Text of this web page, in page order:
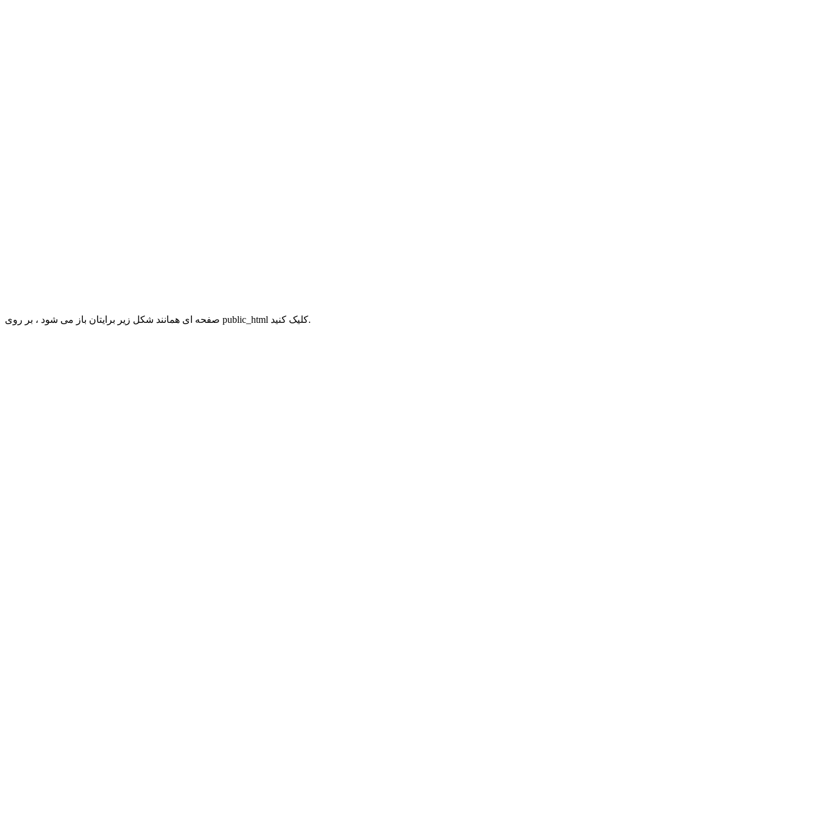
صفحه ای همانند شکل زیر برایتان باز می شود ، بر روی public_html کلیک کنید.